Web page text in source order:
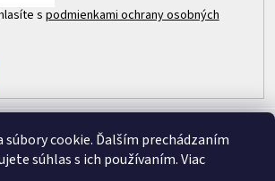
súbory cookie. Ďalším prechádzaním
súhlas s ich používaním. Viac
s podmienkami ochrany osobných
Člen skupiny